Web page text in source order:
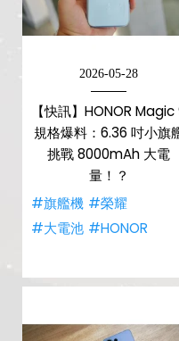
2026-05-28
【快訊】HONOR Magic
規格爆料：6.36 吋小旗
挑戰 8000mAh 大電
量！？
#旗艦機 #榮耀
#大電池 #HONOR